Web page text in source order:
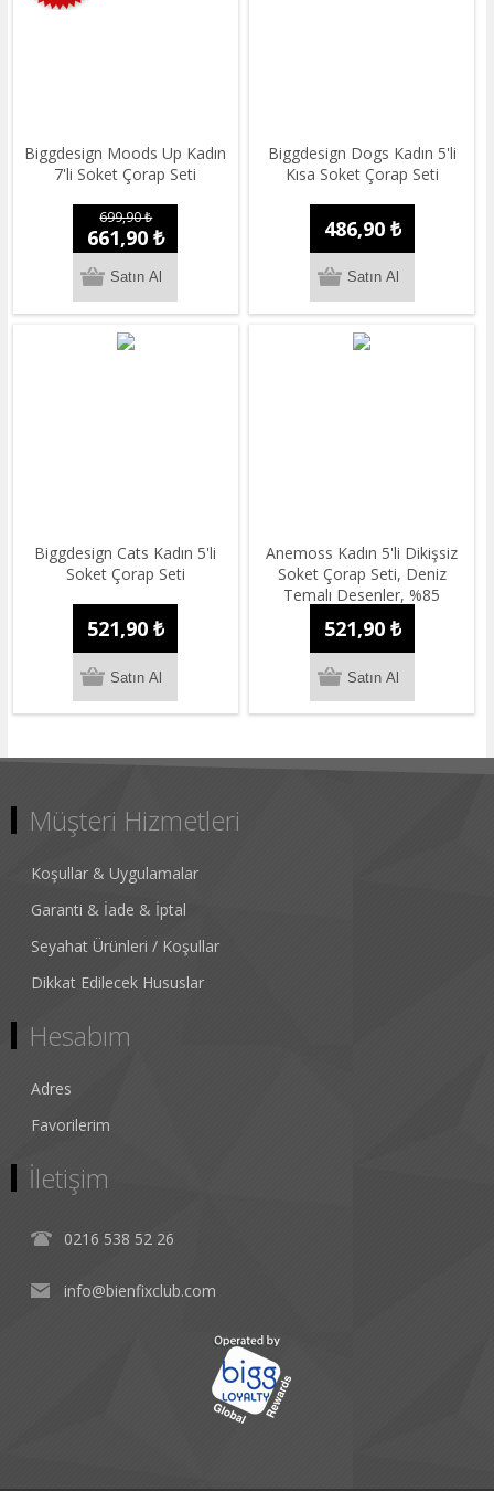
Biggdesign Moods Up Kadın
7'li Soket Çorap Seti
699,90 ₺
661,90 ₺
Biggdesign Dogs Kadın 5'li
Kısa Soket Çorap Seti
486,90 ₺
Biggdesign Cats Kadın 5'li
Soket Çorap Seti
521,90 ₺
Anemoss Kadın 5'li Dikişsiz
Soket Çorap Seti, Deniz
Temalı Desenler, %85
Pamuk, 36-40 Beden
521,90 ₺
Müşteri Hizmetleri
Koşullar & Uygulamalar
Garanti & İade & İptal
Seyahat Ürünleri / Koşullar
Dikkat Edilecek Hususlar
Hesabım
Adres
Favorilerim
İletişim
0216 538 52 26
info@bienfixclub.com